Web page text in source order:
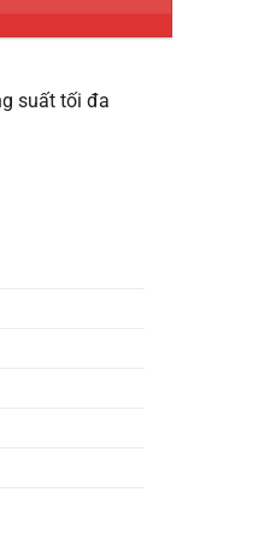
suất tối đa